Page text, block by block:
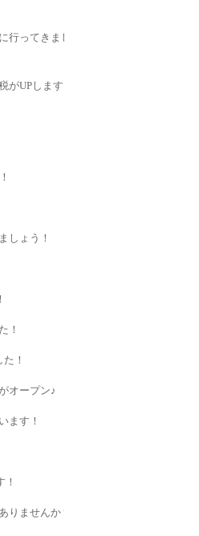
行ってきまし
がUPします！
しょう！
！
！
オープン♪
ます！
りませんか？